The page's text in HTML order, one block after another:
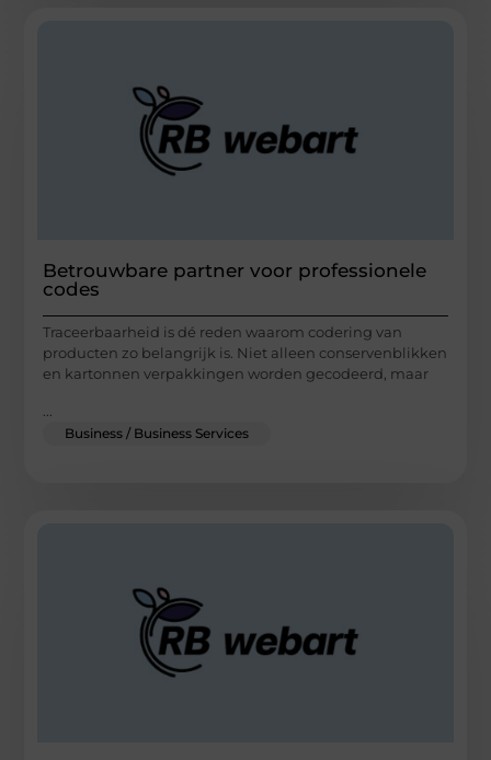
Betrouwbare partner voor professionele
codes
Traceerbaarheid is dé reden waarom codering van
producten zo belangrijk is. Niet alleen conservenblikken
en kartonnen verpakkingen worden gecodeerd, maar
Business / Business Services